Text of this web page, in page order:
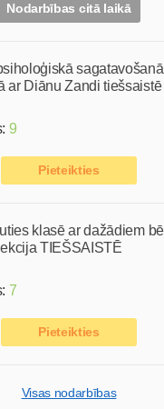
Nodarbības citā laikā
ar Diānu Zandi
9
Pieteikties
klasē ar dažādiem
TIEŠSAISTĒ
7
Pieteikties
Visas nodarbības